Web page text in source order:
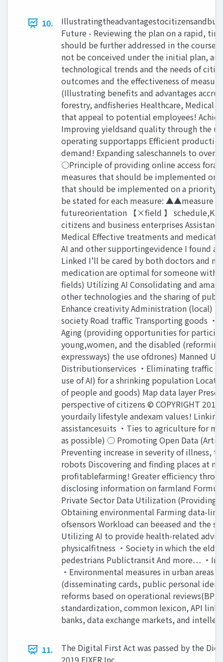
10.
Future - Reviewing the plan on a rapid,
should be further addressed in the
not be conceived under the initial plan,
technological trends and the needs of
outcomes and the effectiveness of
(Illustrating benefits and advantages
forestry, andfisheries Healthcare,
that appeal to potential employees!
Improving yieldsand quality through the
operating supportapps Efficient
demand! Expanding saleschannels to
○Principle of providing online access
measures that should be implemented
that should be implemented on a
be stated for each measure: ▲▲measure
futureorientation 【×field 】
citizens and business enterprises
Medical Effective treatments and
AI and other supportingevidence I found
Linked I’ll be cared by both doctors and
medication are optimal for someone
fields) Utilizing AI Consolidating and
other technologies and the sharing of
Enhance creativity Administration (local)
society Road traffic Transporting goods
Aging (providing opportunities for
young,women, and the disabled
expressways) the use ofdrones) Manned
Distributionservices ・Eliminating traffic
use of AI) for a shrinking population
of people and goods) Map data layer
perspective of citizens © COPYRIGHT
yourdaily lifestyle andexam values!
assistancesuits ・Ties to agriculture for
as possible) ○ Promoting Open Data
Preventing increase in severity of illness,
robots Discovering and finding places at
profitablefarming! Greater efficiency
disclosing information on farmland
Private Sector Data Utilization (Providing
Obtaining environmental Farming data-
ofsensors Workload can beeased and the
Utilizing AI to provide health-related
physicalfitness ・Society in which the
pedestrians Publictransit And more… ・
・Environmental measures in urban
(disseminating cards, public personal
reforms based on operational
standardization, common lexicon, API
banks, data exchange markets, and
11.
The Digital First Act was passed by the